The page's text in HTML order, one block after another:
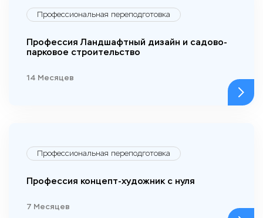
Профессиональная переподготовка
Профессия Ландшафтный дизайн и садово-
парковое строительство
14 Месяцев
Профессиональная переподготовка
Профессия концепт-художник с нуля
7 Месяцев